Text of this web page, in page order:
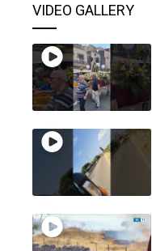
VIDEO GALLERY